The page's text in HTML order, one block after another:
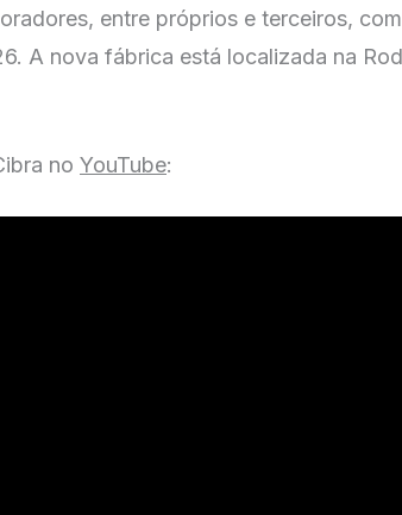
entre próprios e terceiros,
A nova fábrica está localizada na
no YouTube: